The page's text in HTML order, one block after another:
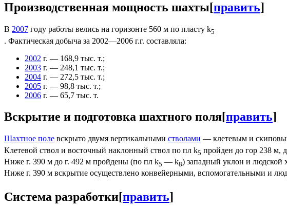
Производственная мощность шахты[править]
В 2007 году работы велись на горизонте 560 м по пласту k5
. Фактическая добыча за 2002—2006 г.г. составляла:
2002 г. — 168,9 тыс. т.;
2003 г. — 248,1 тыс. т.;
2004 г. — 272,5 тыс. т.;
2005 г. — 98,8 тыс. т.;
2006 г. — 65,7 тыс. т.
Вскрытие и подготовка шахтного поля[править]
Шахтное поле вскрыто двумя вертикальными стволами — клетевым и
Клетевой ствол и восточный наклонный ствол по пл k5 пройден до гор 238 м,
Ниже г. 390 м до г. 492 м пройдены (по пл k5 — k8) западный уклон и людской
Ниже г. 390 м вскрытие осуществлено конвейерными, вспомогательными и
Система разработки[править]